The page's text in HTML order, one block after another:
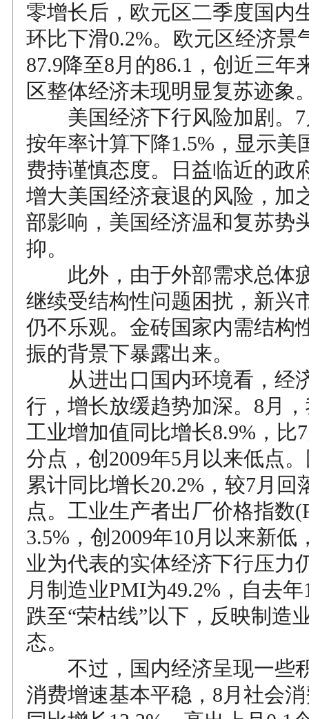
零增长后，欧元区二季度国内
环比下滑0.2%。欧元区经济景
87.9降至8月的86.1，创近三年
区整体经济未现明显复苏迹象
美国经济下行风险加剧。7
按年率计算下降1.5%，显示美
费持谨慎态度。日益临近的政
增大美国经济衰退的风险，加
部影响，美国经济温和复苏势
抑。
此外，由于外部需求总体
继续受结构性问题困扰，新兴
仍不乐观。金砖国家内需结构
振的背景下暴露出来。
从进出口国内环境看，经
行，增长放缓趋势加深。8月
工业增加值同比增长8.9%，比
分点，创2009年5月以来低点
累计同比增长20.2%，较7月回
点。工业生产者出厂价格指数
3.5%，创2009年10月以来新低
业为代表的实体经济下行压力
月制造业PMI为49.2%，自去
跌至“荣枯线”以下，反映制造
态。
不过，国内经济呈现一些
消费增速基本平稳，8月社会